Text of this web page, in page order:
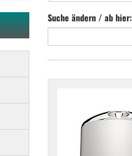
Suche ändern / ab hier: